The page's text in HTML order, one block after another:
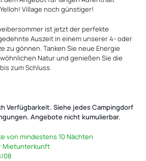
Village noch günstiger!
ist jetzt der perfekte
Auszeit in einem unserer 4- oder
zu gönnen. Tanken Sie neue Energie
Natur und genießen Sie die
zum Schluss.
Verfügbarkeit. Siehe jedes Campingdorf
Angebote nicht kumulierbar.
von mindestens 10 Nächten
Mietunterkunft
08